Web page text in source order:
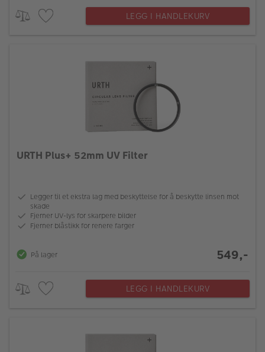
LEGG I HANDLEKURV
URTH Plus+ 52mm UV Filter
Legger til et ekstra lag med beskyttelse for å beskytte linsen mot
skade
Fjerner UV-lys for skarpere bilder
Fjerner blåstikk for renere farger
På lager 549,-
LEGG I HANDLEKURV